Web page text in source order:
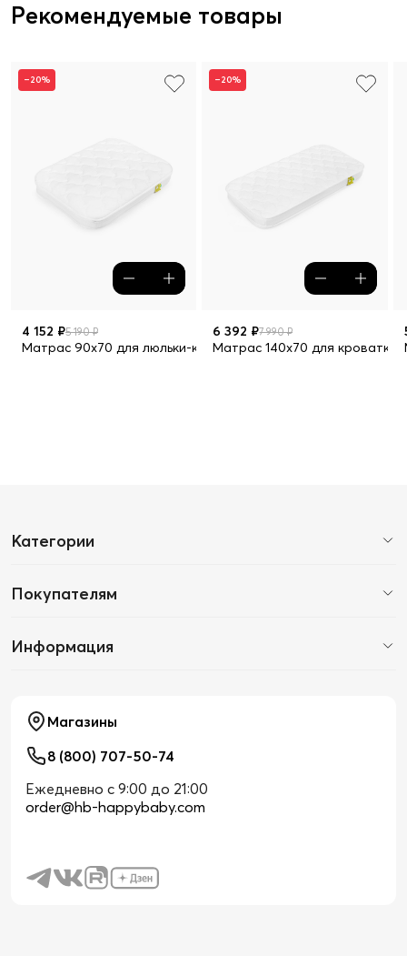
Рекомендуемые товары
–20%
4 152 ₽5 190 ₽
Матрас 90х70 для люльки-кроватки MOMMY LUX
–20%
6 392 ₽7 990 ₽
Матрас 140х70 для кроватки
Категории
Покупателям
Информация
Магазины
8 (800) 707-50-74
Ежедневно с 9:00 до 21:00
order@hb-happybaby.com